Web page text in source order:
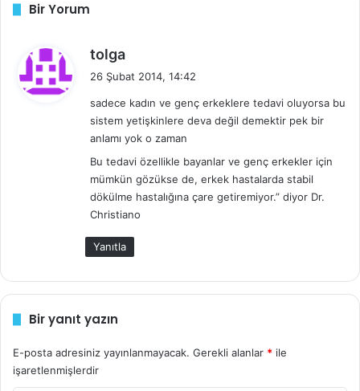
Bir Yorum
tolga
k
i
:
26 Şubat 2014, 14:42
sadece kadın ve genç erkeklere tedavi oluyorsa bu
sistem yetişkinlere deva değil demektir pek bir
anlamı yok o zaman
Bu tedavi özellikle bayanlar ve genç erkekler için
mümkün gözükse de, erkek hastalarda stabil
dökülme hastalığına çare getiremiyor.” diyor Dr.
Christiano
Yanıtla
Bir yanıt yazın
E-posta adresiniz yayınlanmayacak. Gerekli alanlar * ile
işaretlenmişlerdir